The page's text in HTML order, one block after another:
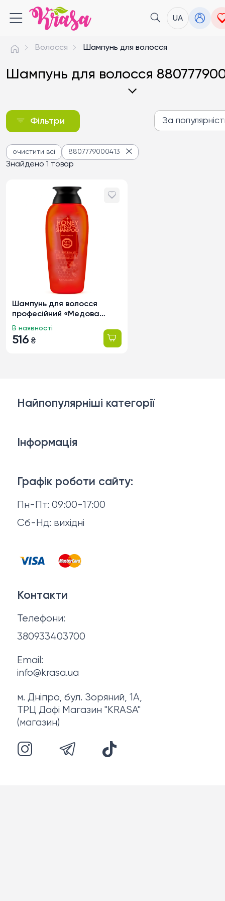
UA
Волосся Шампунь для волосся
Шампунь для волосся
Фільтри За
За популярністю
Від дешевих до
Знайдено 1 товар
очистити всі 8807779000413
Шампунь для волосся
професійний «Медова
терапія» Daeng Gi Meo Ri
Honey Therapy Plus з
бджолиним маточним
516 ₴
В наявності
Графік роботи сайту:
Пн-Пт: 09:00-17:00
Сб-Нд: вихідні
Найпопулярніші категорії
Макіяж
Волосся
Чоловіча косметика
Косметика для манікюру та педикюру
Інформація
Відгуки
Договір оферти
Політика конфіденційності
Про нас
Контакти
Телефони:
380933403700
Email:
info@krasa.ua
м. Дніпро, бул. Зоряний, 1А,
ТРЦ Дафі Магазин "KRASA"
(магазин)